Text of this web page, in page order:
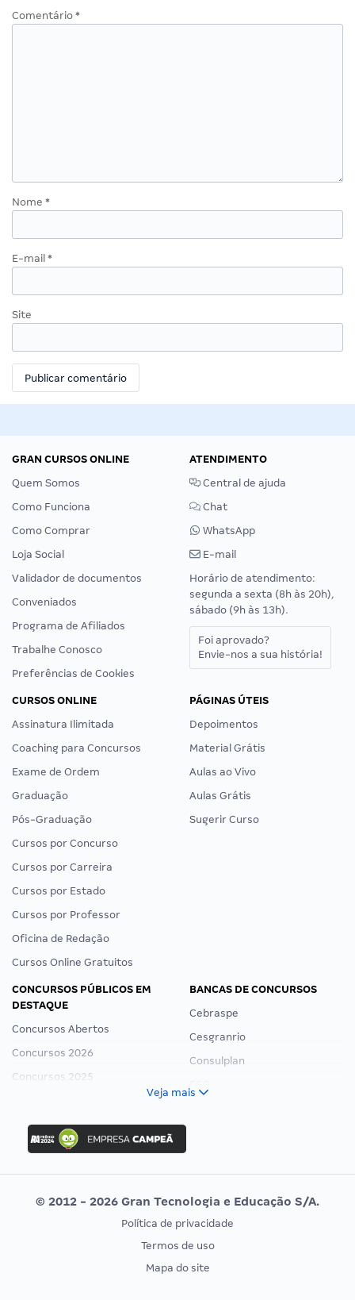
Comentário *
Nome *
E-mail *
Site
GRAN CURSOS ONLINE
Quem Somos
Como Funciona
Como Comprar
Loja Social
Validador de documentos
Conveniados
Programa de Afiliados
Trabalhe Conosco
Preferências de Cookies
ATENDIMENTO
Central de ajuda
Chat
WhatsApp
E-mail
Horário de atendimento:
segunda a sexta (8h às 20h),
sábado (9h às 13h).
Foi aprovado?
Envie-nos a sua história!
CURSOS ONLINE
Assinatura Ilimitada
Coaching para Concursos
Exame de Ordem
Graduação
Pós-Graduação
Cursos por Concurso
Cursos por Carreira
Cursos por Estado
Cursos por Professor
Oficina de Redação
Cursos Online Gratuitos
PÁGINAS ÚTEIS
Depoimentos
Material Grátis
Aulas ao Vivo
Aulas Grátis
Sugerir Curso
CONCURSOS PÚBLICOS EM
DESTAQUE
Concursos Abertos
Concursos 2026
Concursos 2025
Concurso Ibama
Concurso MPU
Editais publicados
BANCAS DE CONCURSOS
Cebraspe
Cesgranrio
Consulplan
Vunesp
CONCURSOS POR PROFISSÃO
EXAME DE ORDEM
Veja mais
© 2012 - 2026 Gran Tecnologia e Educação S/A.
Política de privacidade
Termos de uso
Mapa do site